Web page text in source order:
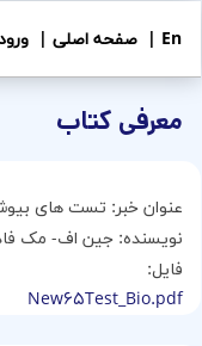
En | صفحه اصلی |
معرفی کتاب
عنوان خبر: تست های
نویسنده: جین اف- مک
فایل:
New65Test_Bio.pdf